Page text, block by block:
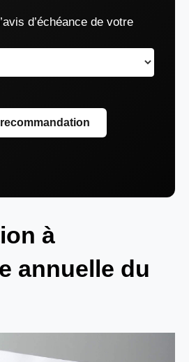
d’échéance de votre
à
annuelle du